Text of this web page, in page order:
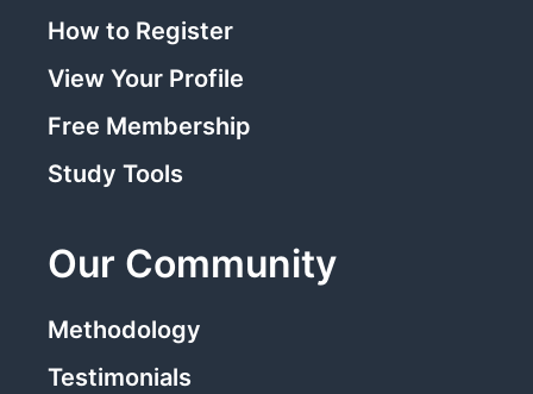
How to Register
View Your Profile
Free Membership
Study Tools
Our Community
Methodology
Testimonials